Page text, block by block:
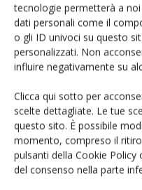
tecnologie permetterà a
dati personali come il
o gli ID univoci su questo
personalizzati. Non
influire negativamente su
Clicca qui sotto per
scelte dettagliate. Le tue
questo sito. È possibile
momento, compreso il
pulsanti della Cookie Policy
del consenso nella parte
compatibilità con le
economica continuerà a
essenziale delle
TAG HDD Toshiba
Facebook